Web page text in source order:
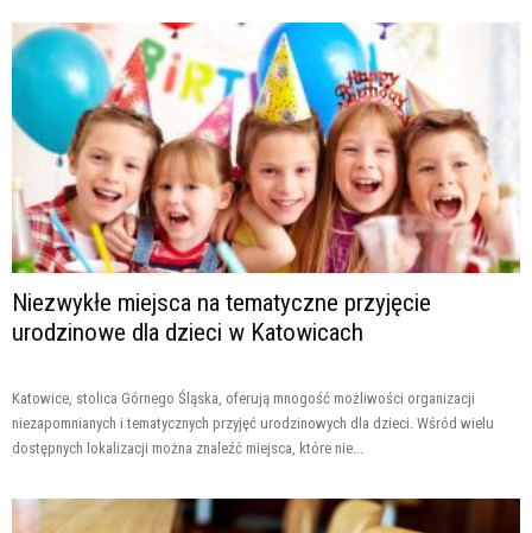
Niezwykłe miejsca na tematyczne przyjęcie
urodzinowe dla dzieci w Katowicach
Katowice, stolica Górnego Śląska, oferują mnogość możliwości organizacji
niezapomnianych i tematycznych przyjęć urodzinowych dla dzieci. Wśród wielu
dostępnych lokalizacji można znaleźć miejsca, które nie...